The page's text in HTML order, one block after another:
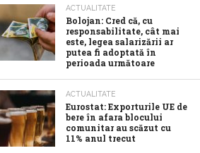
ACTUALITATE
Bolojan: Cred că, cu
responsabilitate, cât mai
este, legea salarizării ar
putea fi adoptată în
perioada următoare
ACTUALITATE
Eurostat: Exporturile UE de
bere în afara blocului
comunitar au scăzut cu
11% anul trecut